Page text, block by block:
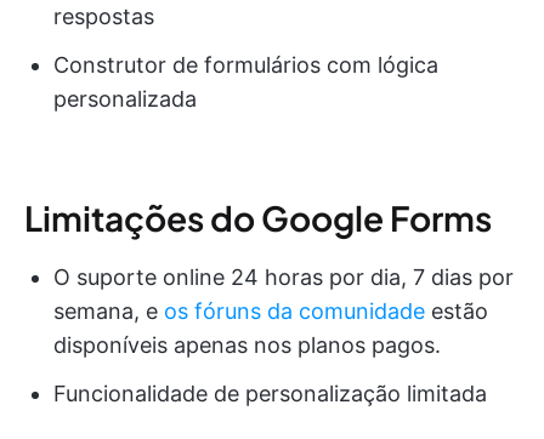
respostas
Construtor de formulários com lógica
personalizada
Limitações do Google Forms
O suporte online 24 horas por dia, 7 dias por
semana, e os fóruns da comunidade estão
disponíveis apenas nos planos pagos.
Funcionalidade de personalização limitada